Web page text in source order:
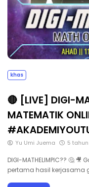
khas
🔴 [LIVE] DIGI-
MATEMATIK
Yu Umi Juema 5
DIGI-MATHELIMPIC?? 🤔
pertama hasil kerjasama